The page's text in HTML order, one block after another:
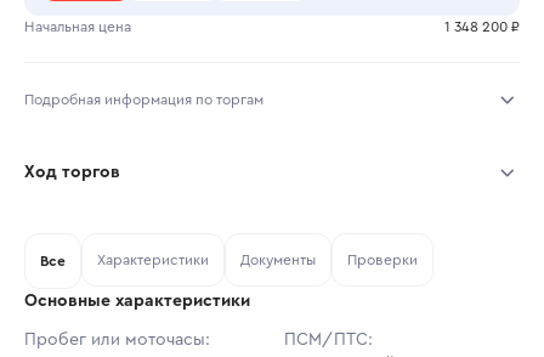
Начальная цена 1 348 200 ₽
Подробная информация по торгам
Тип аукциона: Открытые торги
Ход торгов
Все Характеристики Документы Проверки
Основные характеристики
Пробег или моточасы:
ПСМ/ПТС: